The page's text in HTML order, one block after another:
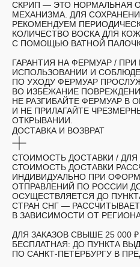
СКРИП — ЭТО НОРМАЛЬНАЯ
МЕХАНИЗМА. ДЛЯ
РЕКОМЕНДУЕМ
КОЛИЧЕСТВО ВОСКА ДЛЯ
С ПОМОЩЬЮ ВАТНОЙ
ГАРАНТИЯ НА ФЕРМУАР / ПРИ
ИСПОЛЬЗОВАНИИ И
ПО УХОДУ ФЕРМУАР
ВО ИЗБЕЖАНИЕ
НЕ РАЗГИБАЙТЕ ФЕРМУАР В
И НЕ ПРИЛАГАЙТЕ
ОТКРЫВАНИИ.
ДОСТАВКА И ВОЗВРАТ
СТОИМОСТЬ ДОСТАВКИ / ДЛЯ
СТОИМОСТЬ ДОСТАВКИ
ИНДИВИДУАЛЬНО ПРИ
ОТПРАВЛЕНИЙ ПО РОССИИ
ОСУЩЕСТВЛЯЕТСЯ ДО
СТРАН СНГ —
В ЗАВИСИМОСТИ ОТ
ДЛЯ ЗАКАЗОВ СВЫШЕ 25 000
БЕСПЛАТНАЯ: ДО ПУНКТА
ПО САНКТ-ПЕТЕРБУРГУ В